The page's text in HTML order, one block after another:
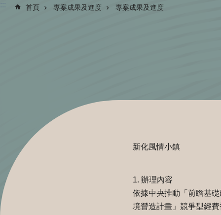
::: 首頁 專案成果及進度 專案成果及進度
新化風情小鎮
1. 辦理內容
依據中央推動「前瞻基
境營造計畫」競爭型經